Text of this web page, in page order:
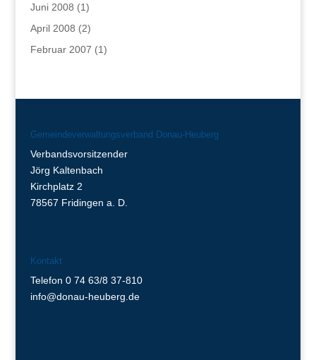
Juni 2008 (1)
April 2008 (2)
Februar 2007 (1)
Gemeindeverwaltungsverband Donau-Heuberg
Verbandsvorsitzender
Jörg Kaltenbach
Kirchplatz 2
78567 Fridingen a. D.
Kontakt
Telefon 0 74 63/8 37-810
info@donau-heuberg.de